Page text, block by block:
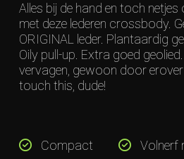
Alles bij de hand en toch
met deze lederen crossbody.
ORIGINAL leder. Plantaardig
Oily pull-up. Extra goed
vervagen, gewoon door
touch this, dude!
Compact
Volnerf